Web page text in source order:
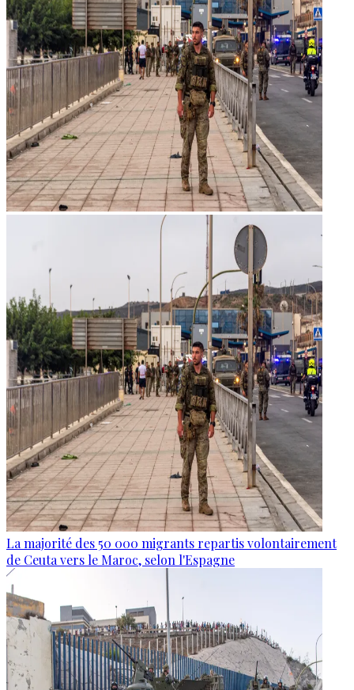
La majorité des 50 000 migrants repartis volontairement
de Ceuta vers le Maroc, selon l'Espagne